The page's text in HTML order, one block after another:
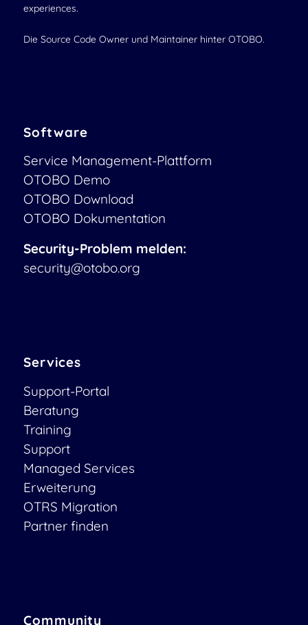
experiences.
Die Source Code Owner und Maintainer hinter OTOBO.
Software
Service Management-Plattform
OTOBO Demo
OTOBO Download
OTOBO Dokumentation
Security-Problem melden:
security@otobo.org
Services
Support-Portal
Beratung
Training
Support
Managed Services
Erweiterung
OTRS Migration
Partner finden
Community